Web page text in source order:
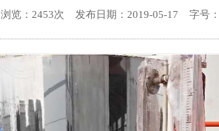
浏览：2453次 发布日期：2019-05-17 字号：